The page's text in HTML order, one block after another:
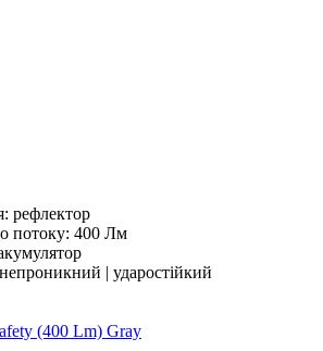
рефлектор
потоку: 400 Лм
| ударостійкий
(400 Lm) Gray